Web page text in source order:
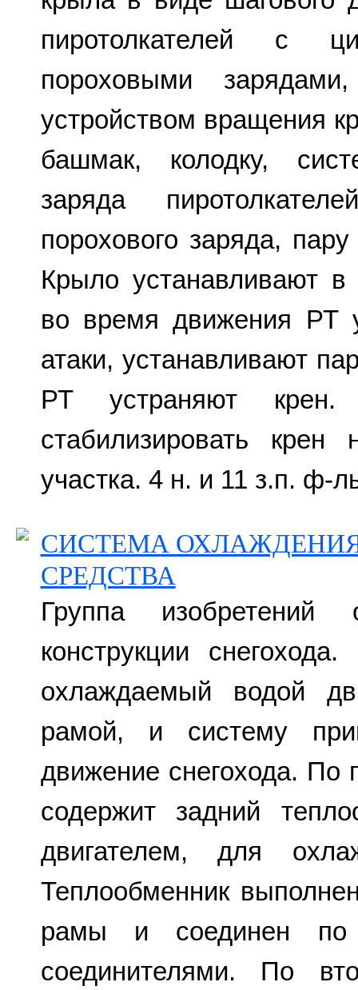
пиротолкателей с
пороховыми
устройством вращения
башмак, колодку,
заряда
порохового заряда,
Крыло устанавливают в
во время движения РТ
атаки, устанавливают
РТ устраняют крен.
стабилизировать
участка. 4 н. и 11 з.п. ф-
СИСТЕМА
СРЕДСТВА
Группа изобретений
конструкции
охлаждаемый водой
рамой, и систему
движение снегохода. По
содержит задний
двигателем, для
Теплообменник
рамы и соединен по
соединителями. По